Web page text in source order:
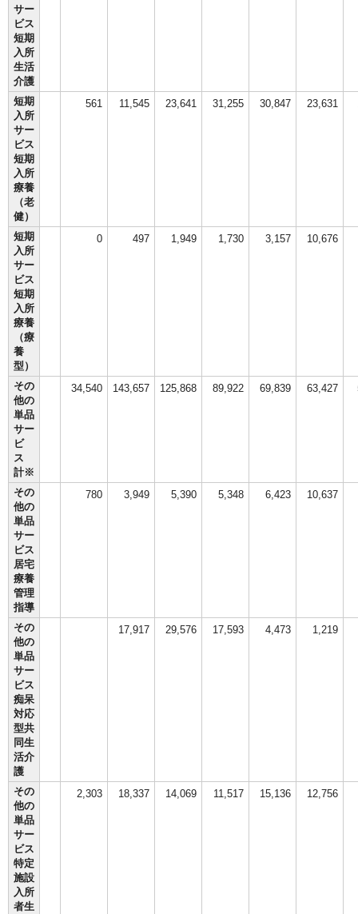
サー
ビス
短期
入所
生活
介護
短期
入所
サー
ビス
短期
入所
療養
（老
健）
561 11,545 23,641 31,255 30,847 23,631
短期
入所
サー
ビス
短期
入所
療養
（療
養
型）
0 497 1,949 1,730 3,157 10,676
その
他の
単品
サー
ビ
ス
計※
34,540 143,657 125,868 89,922 69,839 63,427
その
他の
単品
サー
ビス
居宅
療養
管理
指導
780 3,949 5,390 5,348 6,423 10,637
その
他の
単品
サー
ビス
痴呆
対応
型共
同生
活介
護
17,917 29,576 17,593 4,473 1,219
その
他の
単品
サー
ビス
特定
施設
入所
者生
2,303 18,337 14,069 11,517 15,136 12,756